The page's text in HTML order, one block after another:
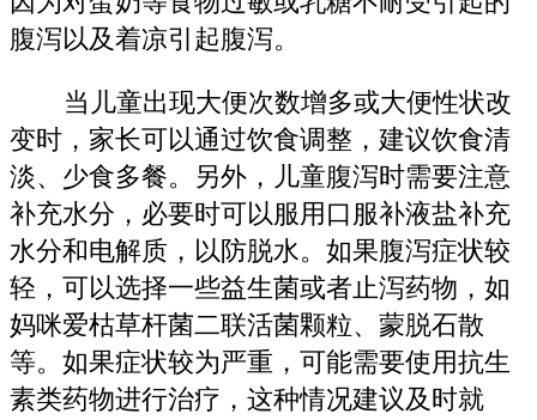
腹泻以及着凉引起腹泻。
当儿童出现大便次数增多或大便性状改
变时，家长可以通过饮食调整，建议饮食清
淡、少食多餐。另外，儿童腹泻时需要注意
补充水分，必要时可以服用口服补液盐补充
水分和电解质，以防脱水。如果腹泻症状较
轻，可以选择一些益生菌或者止泻药物，如
妈咪爱枯草杆菌二联活菌颗粒、蒙脱石散
等。如果症状较为严重，可能需要使用抗生
素类药物进行治疗，这种情况建议及时就